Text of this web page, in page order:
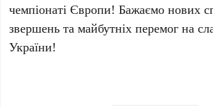
чемпіонаті Європи! Бажаємо нових
звершень та майбутніх перемог на
України!